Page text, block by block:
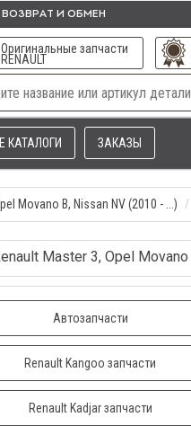
ВОЗВРАТ И ОБМЕН
Оригинальные запчасти
RENAULT
КАТАЛОГИ ЗАКАЗЫ
Movano B, Nissan NV (2010 - ...)
Master 3, Opel
Автозапчасти
Renault Kangoo запчасти
Renault Kadjar запчасти